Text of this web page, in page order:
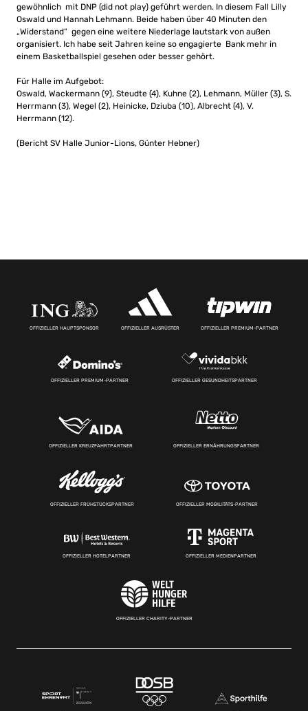
gewöhnlich mit DNP (did not play) geführt werden. In diesem Fall Lilly
Oswald und Hannah Lehmann. Beide haben über 40 Minuten den
„Widerstand“ gegen eine weitere Niederlage lautstark von außen
organisiert. Ich habe seit Jahren keine so engagierte Bank mehr in
einem Basketballspiel gesehen oder besser gehört.
Für Halle im Aufgebot:
Oswald, Wackermann (9), Steudte (4), Kuhne (2), Lehmann, Müller (3), S.
Herrmann (3), Wegel (2), Heinicke, Dziuba (10), Albrecht (4), V.
Herrmann (12).
(Bericht SV Halle Junior-Lions, Günter Hebner)
OFFIZIELLER HAUPTSPONSOR OFFIZIELLER AUSRÜSTER OFFIZIELLER PREMIUM-PARTNER
OFFIZIELLER PREMIUM-PARTNER OFFIZIELLER GESUNDHEITSPARTNER
OFFIZIELLER KREUZFAHRTPARTNER OFFIZIELLER ERNÄHRUNGSPARTNER
OFFIZIELLER FRÜHSTÜCKSPARTNER OFFIZIELLER MOBILITÄTS-PARTNER
OFFIZIELLER HOTELPARTNER OFFIZIELLER MEDIENPARTNER
OFFIZIELLER CHARITY-PARTNER